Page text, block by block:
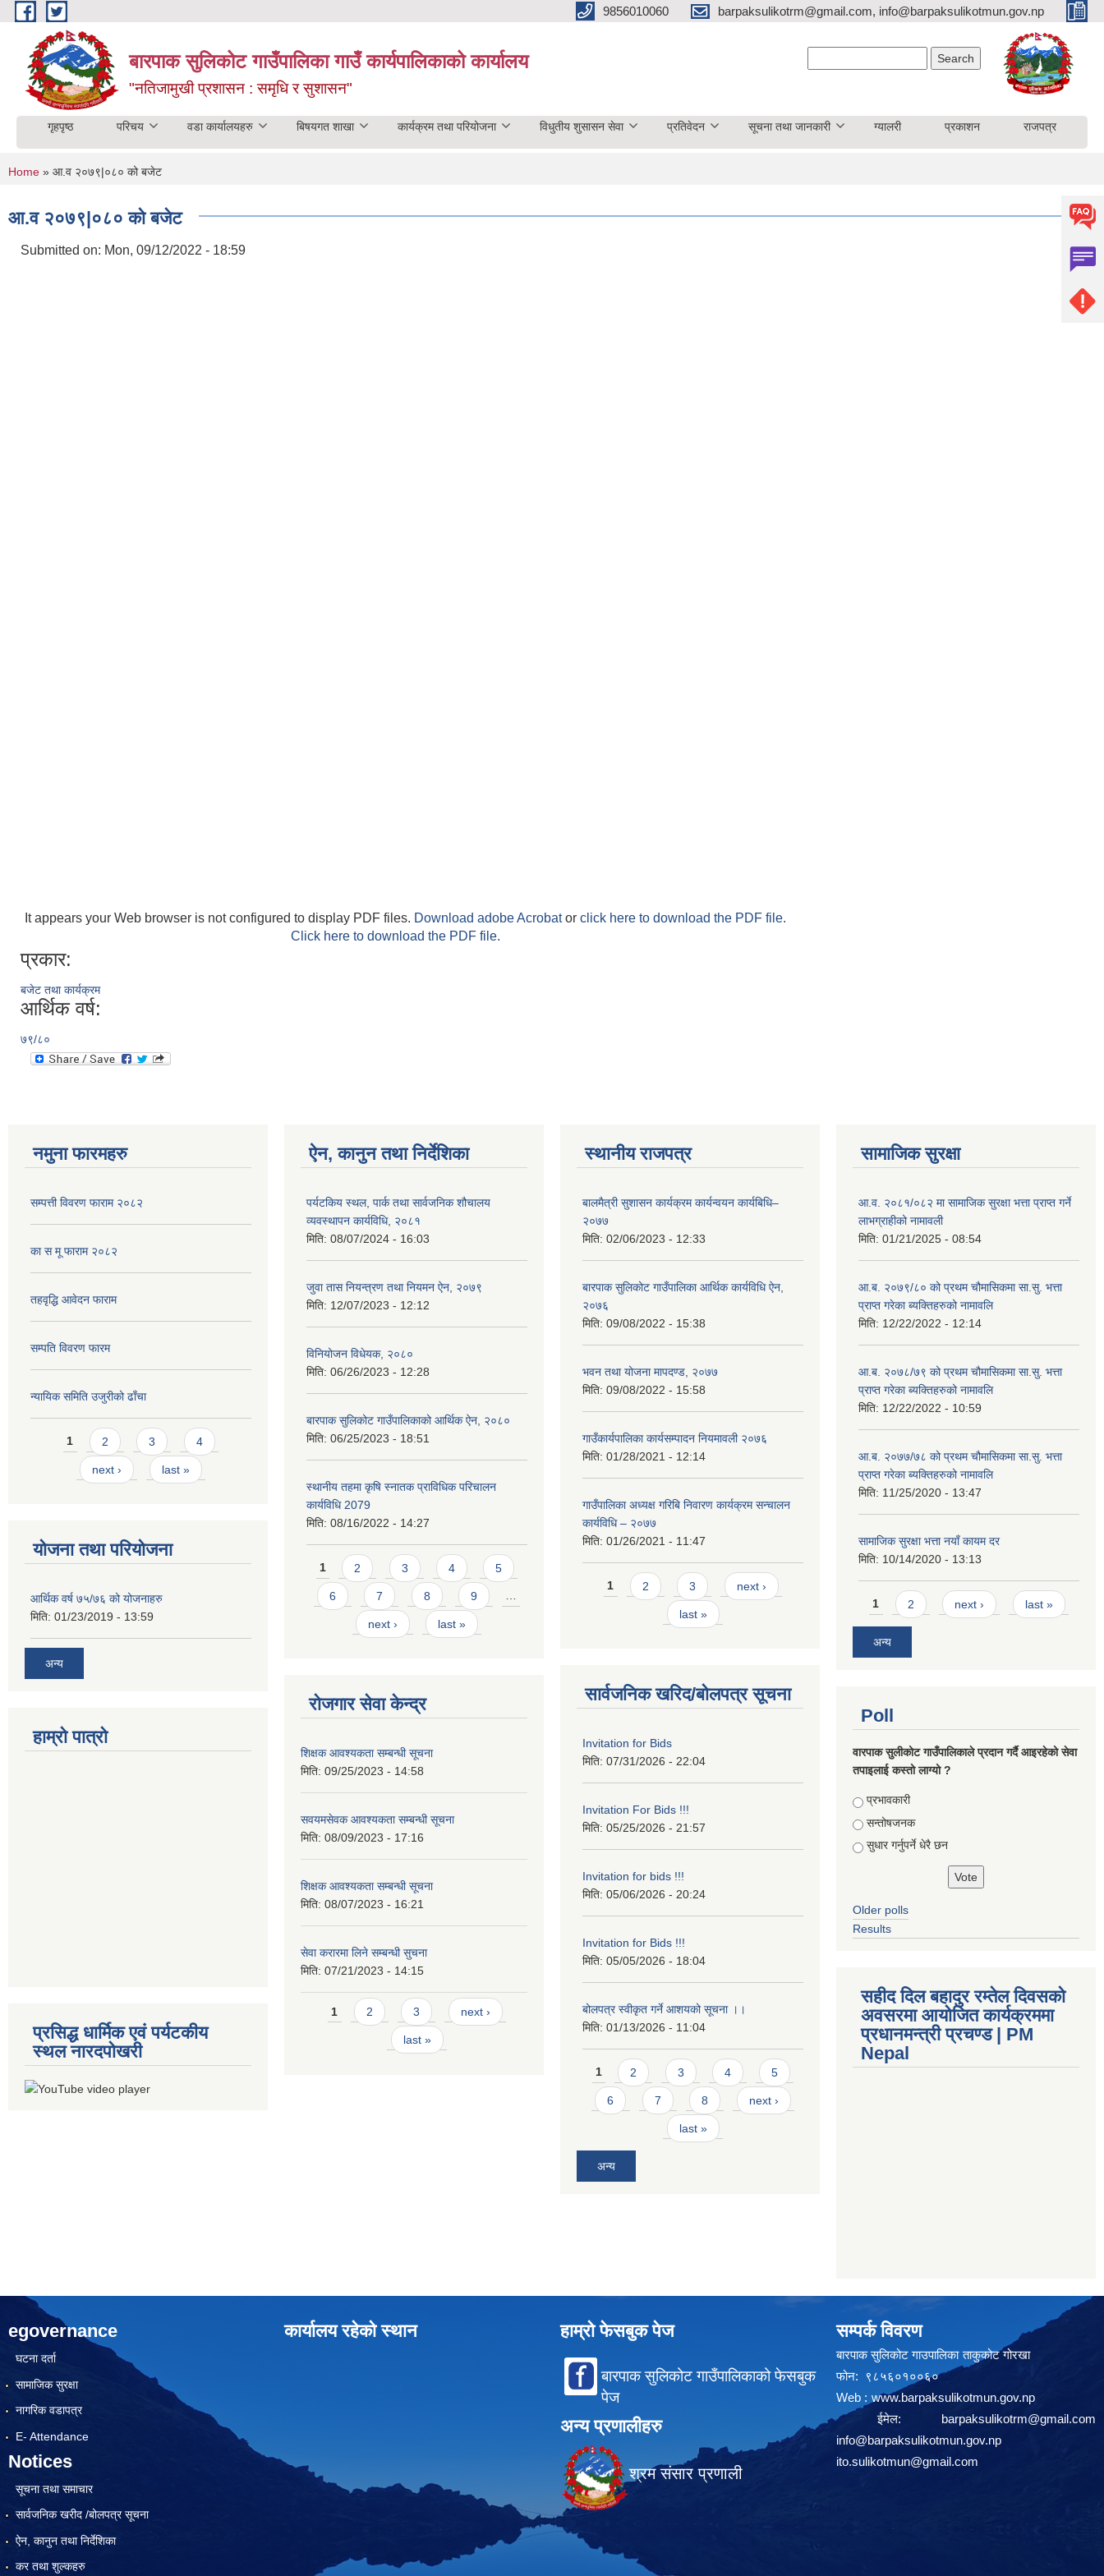
Skip to main content 9856010060 barpaksulikotrm@gmail.com, info@barpaksulikotmun.gov.np
बारपाक सुलिकोट गाउँपालिका गाउँ कार्यपालिकाको कार्यालय
"नतिजामुखी प्रशासन : समृधि र सुशासन"
गृहपृष्ठ परिचय वडा कार्यालयहरु बिषयगत शाखा कार्यक्रम तथा परियोजना विधुतीय शुसासन सेवा प्रतिवेदन सूचना तथा जानकारी ग्यालरी प्रकाशन राजपत्र
You are here
Home » आ.व २०७९|०८० को बजेट
आ.व २०७९|०८० को बजेट
Submitted on: Mon, 09/12/2022 - 18:59
It appears your Web browser is not configured to display PDF files. Download adobe Acrobator click here to download the PDF file.
Click here to download the PDF file.
प्रकार:
बजेट तथा कार्यक्रम
आर्थिक वर्ष:
७९/८०
नमुना फारमहरु
सम्पत्ती विवरण फाराम २०८२
का स मू फाराम २०८२
तहवृद्धि आवेदन फाराम
सम्पति विवरण फारम
न्यायिक समिति उजुरीको ढाँचा
Pages
1 2 3 4
next › last »
योजना तथा परियोजना
आर्थिक वर्ष ७५/७६ को योजनाहरु
मिति: 01/23/2019 - 13:59
अन्य
हाम्रो पात्रो
प्रसिद्ध धार्मिक एवं पर्यटकीय
स्थल नारदपोखरी
ऐन, कानुन तथा निर्देशिका
पर्यटकिय स्थल, पार्क तथा सार्वजनिक शौचालय
व्यवस्थापन कार्यविधि, २०८१
मिति: 08/07/2024 - 16:03
जुवा तास नियन्त्रण तथा नियमन ऐन, २०७९
मिति: 12/07/2023 - 12:12
विनियोजन विधेयक, २०८०
मिति: 06/26/2023 - 12:28
बारपाक सुलिकोट गाउँपालिकाको आर्थिक ऐन, २०८०
मिति: 06/25/2023 - 18:51
स्थानीय तहमा कृषि स्नातक प्राविधिक परिचालन
कार्यविधि 2079
मिति: 08/16/2022 - 14:27
Pages
1 2 3 4 5
6 7 8 9 …
next › last »
रोजगार सेवा केन्द्र
शिक्षक आवश्यकता सम्बन्धी सूचना
मिति: 09/25/2023 - 14:58
सवयमसेवक आवश्यकता सम्बन्धी सूचना
मिति: 08/09/2023 - 17:16
शिक्षक आवश्यकता सम्बन्धी सूचना
मिति: 08/07/2023 - 16:21
सेवा करारमा लिने सम्बन्धी सुचना
मिति: 07/21/2023 - 14:15
Pages
1 2 3 next ›
last »
स्थानीय राजपत्र
बालमैत्री सुशासन कार्यक्रम कार्यन्वयन कार्यबिधि–
२०७७
मिति: 02/06/2023 - 12:33
बारपाक सुलिकोट गाउँपालिका आर्थिक कार्यविधि ऐन,
२०७६
मिति: 09/08/2022 - 15:38
भवन तथा योजना मापदण्ड, २०७७
मिति: 09/08/2022 - 15:58
गाउँकार्यपालिका कार्यसम्पादन नियमावली २०७६
मिति: 01/28/2021 - 12:14
गाउँपालिका अध्यक्ष गरिबि निवारण कार्यक्रम सन्चालन
कार्यविधि – २०७७
मिति: 01/26/2021 - 11:47
Pages
1 2 3 next ›
last »
सार्वजनिक खरिद/बोलपत्र सूचना
Invitation for Bids
मिति: 07/31/2026 - 22:04
Invitation For Bids !!!
मिति: 05/25/2026 - 21:57
Invitation for bids !!!
मिति: 05/06/2026 - 20:24
Invitation for Bids !!!
मिति: 05/05/2026 - 18:04
बोलपत्र स्वीकृत गर्ने आशयको सूचना ।।
मिति: 01/13/2026 - 11:04
Pages
1 2 3 4 5
6 7 8 next ›
last »
अन्य
सामाजिक सुरक्षा
आ.व. २०८१/०८२ मा सामाजिक सुरक्षा भत्ता प्राप्त गर्ने
लाभग्राहीको नामावली
मिति: 01/21/2025 - 08:54
आ.ब. २०७९/८० को प्रथम चौमासिकमा सा.सु. भत्ता
प्राप्त गरेका ब्यक्तिहरुको नामावलि
मिति: 12/22/2022 - 12:14
आ.ब. २०७८/७९ को प्रथम चौमासिकमा सा.सु. भत्ता
प्राप्त गरेका ब्यक्तिहरुको नामावलि
मिति: 12/22/2022 - 10:59
आ.ब. २०७७/७८ को प्रथम चौमासिकमा सा.सु. भत्ता
प्राप्त गरेका ब्यक्तिहरुको नामावलि
मिति: 11/25/2020 - 13:47
सामाजिक सुरक्षा भत्ता नयाँ कायम दर
मिति: 10/14/2020 - 13:13
Pages
1 2 next › last »
अन्य
Poll
वारपाक सुलीकोट गाउँपालिकाले प्रदान गर्दै आइरहेको सेवा
तपाइलाई कस्तो लाग्यो ?
Choices
प्रभावकारी
सन्तोषजनक
सुधार गर्नुपर्ने धेरै छन
Older polls
Results
सहीद दिल बहादुर रम्तेल दिवसको
अवसरमा आयोजित कार्यक्रममा
प्रधानमन्त्री प्रचण्ड | PM
Nepal
egovernance
घटना दर्ता
सामाजिक सुरक्षा
नागरिक वडापत्र
E- Attendance
Notices
सूचना तथा समाचार
सार्वजनिक खरीद /बोलपत्र सूचना
ऐन, कानुन तथा निर्देशिका
कर तथा शुल्कहरु
कार्यालय रहेको स्थान हाम्रो फेसबुक पेज
बारपाक सुलिकोट गाउँपालिकाको फेसबुक
पेज
अन्य प्रणालीहरु
श्रम संसार प्रणाली
सम्पर्क विवरण
बारपाक सुलिकोट गाउपालिका ताकुकोट गोरखा
फोन: ९८५६०१००६०
Web : www.barpaksulikotmun.gov.np
ईमेल: barpaksulikotrm@gmail.com
info@barpaksulikotmun.gov.np
ito.sulikotmun@gmail.com